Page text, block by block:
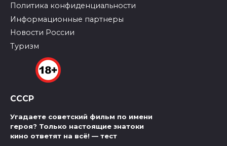
Политика конфиденциальности
Информационные партнеры
Новости России
Туризм
СССР
Угадаете советский фильм по имени
героя? Только настоящие знатоки
кино ответят на всё! — тест